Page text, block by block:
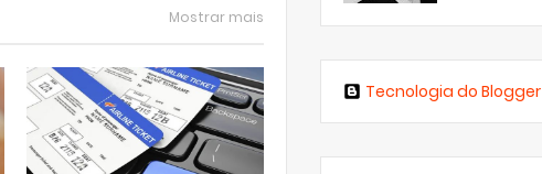
Mostrar mais
Tecnologia do Blogger